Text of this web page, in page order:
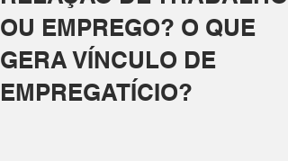
OU EMPREGO? O QUE
GERA VÍNCULO DE
EMPREGATÍCIO?